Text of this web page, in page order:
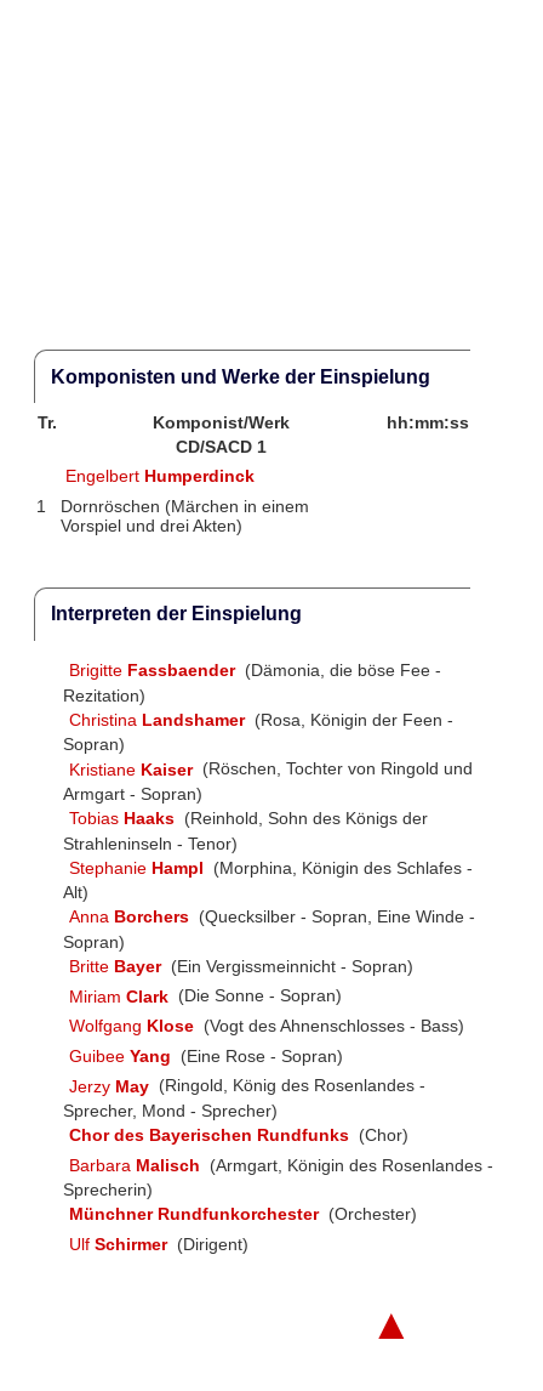
Komponisten und Werke der Einspielung
Tr. Komponist/Werk
hh:mm:ss
CD/SACD 1
Engelbert Humperdinck
1
Dornröschen (Märchen in einem
Vorspiel und drei Akten)
Interpreten der Einspielung
Brigitte Fassbaender (Dämonia, die böse Fee -
Rezitation)
Christina Landshamer (Rosa, Königin der Feen -
Sopran)
Kristiane Kaiser (Röschen, Tochter von Ringold und
Armgart - Sopran)
Tobias Haaks (Reinhold, Sohn des Königs der
Strahleninseln - Tenor)
Stephanie Hampl
(Morphina, Königin des Schlafes -
Alt)
Anna Borchers (Quecksilber - Sopran, Eine Winde -
Sopran)
Britte Bayer (Ein Vergissmeinnicht - Sopran)
Miriam Clark (Die Sonne - Sopran)
Wolfgang Klose (Vogt des Ahnenschlosses - Bass)
Guibee Yang
(Eine Rose - Sopran)
Jerzy May (Ringold, König des Rosenlandes -
Sprecher, Mond - Sprecher)
Chor des Bayerischen Rundfunks (Chor)
Barbara Malisch
(Armgart, Königin des Rosenlandes -
Sprecherin)
Münchner Rundfunkorchester (Orchester)
Ulf Schirmer (Dirigent)
▲